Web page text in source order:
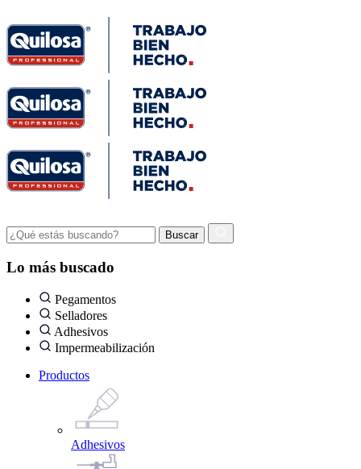
Lo más buscado
Pegamentos
Selladores
Adhesivos
Impermeabilización
Productos
Adhesivos